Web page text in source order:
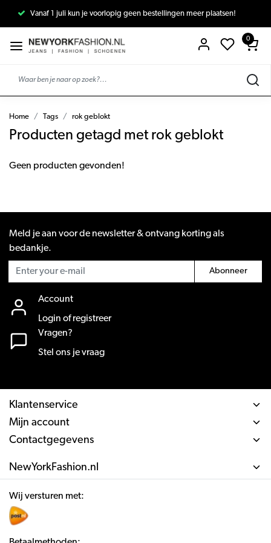
Vanaf 1 juli kun je voorlopig geen bestellingen meer plaatsen!
0
Home Tags rok geblokt
Producten getagd met rok geblokt
Geen producten gevonden!
Meld je aan voor de newsletter & ontvang korting als
bedankje.
Abonneer
Account
Login of registreer
Vragen?
Stel ons je vraag
Klantenservice
Mijn account
Contactgegevens
NewYorkFashion.nl
Wij versturen met: